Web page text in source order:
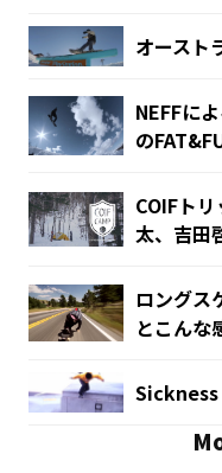
オースト
NEFFに
の
COIFト
太、吉田
ロングス
とこんな